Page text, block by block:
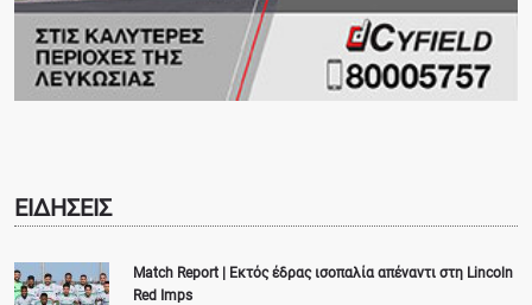
ΕΙΔΗΣΕΙΣ
Match Report | Εκτός έδρας ισοπαλία απέναντι στη Lincoln
Red Imps